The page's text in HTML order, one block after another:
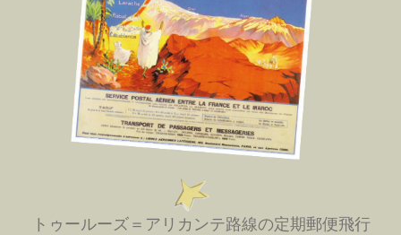
トゥールーズ＝アリカンテ路線の定期郵便飛行